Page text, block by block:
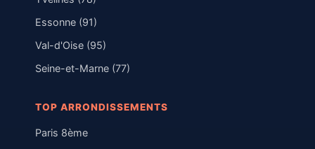
Essonne (91)
Val-d'Oise (95)
Seine-et-Marne (77)
TOP ARRONDISSEMENTS
Paris 8ème